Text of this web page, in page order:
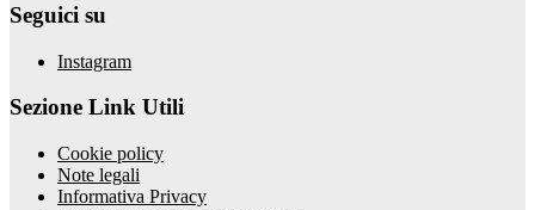
Seguici su
Instagram
Sezione Link Utili
Cookie policy
Note legali
Informativa Privacy